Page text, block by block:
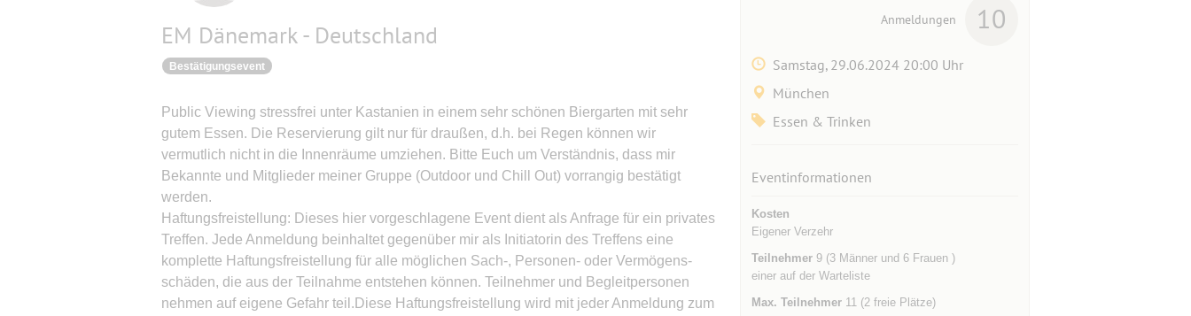
EM Dänemark - Deutschland
Bestätigungsevent
Public Viewing stressfrei unter Kastanien in einem sehr schönen Biergarten mit sehr
gutem Essen. Die Reservierung gilt nur für draußen, d.h. bei Regen können wir
vermutlich nicht in die Innenräume umziehen. Bitte Euch um Verständnis, dass mir
Bekannte und Mitglieder meiner Gruppe (Outdoor und Chill Out) vorrangig bestätigt
werden.
Haftungsfreistellung: Dieses hier vorgeschlagene Event dient als Anfrage für ein privates
Treffen. Jede Anmeldung beinhaltet gegenüber mir als Initiatorin des Treffens eine
komplette Haftungsfreistellung für alle möglichen Sach-, Personen- oder Vermögens-
schäden, die aus der Teilnahme entstehen können. Teilnehmer und Begleitpersonen
nehmen auf eigene Gefahr teil.Diese Haftungsfreistellung wird mit jeder Anmeldung zum
Anmeldungen 10
Samstag, 29.06.2024 20:00 Uhr
München
Essen & Trinken
Eventinformationen
Kosten
Eigener Verzehr
Teilnehmer9 (3 Männer und 6 Frauen )
einer auf der Warteliste
Max. Teilnehmer11 (2 freie Plätze)